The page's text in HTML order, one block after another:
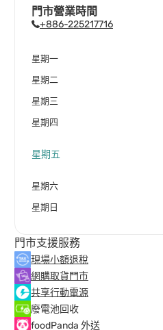
門市營業時間
+886-225217716
星期一
星期二
星期三
星期四
星期五
星期六
星期日
門市支援服務
現場小額退稅
網購取貨門市
共享行動電源
廢電池回收
foodPanda 外送